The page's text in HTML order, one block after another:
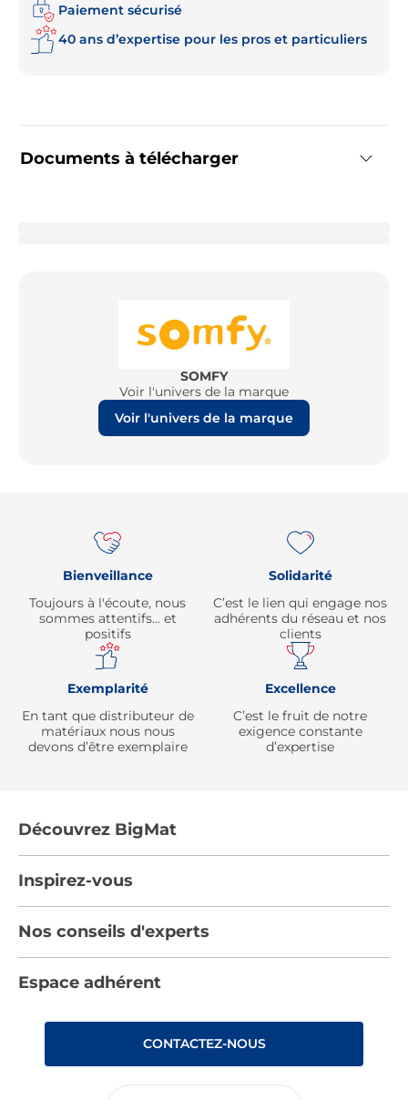
Documents à télécharger
Paiement sécurisé
40 ans d’expertise pour les pros et particuliers
SOMFY
Voir l'univers de la marque
Voir l'univers de la marque
Bienveillance
Toujours à l'écoute, nous
sommes attentifs… et
positifs
Solidarité
C’est le lien qui engage nos
adhérents du réseau et nos
clients
Exemplarité
En tant que distributeur de
matériaux nous nous
devons d’être exemplaire
Excellence
C’est le fruit de notre
exigence constante
d’expertise
Découvrez BigMat
Devenez adhérent
Les Bâtisseurs du Sport
Déclaration d’accessibilité : non conforme
Inspirez-vous
Nos catalogues
Rencontres
Nos conseils d'experts
Espace adhérent
CONTACTEZ-NOUS